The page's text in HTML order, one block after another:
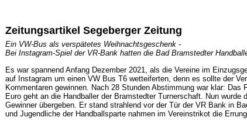
Zeitungsartikel Segeberger Zeitung
Ein VW-Bus als verspätetes Weihnachtsgeschenk -
Bei Instagram-Spiel der VR-Bank hatten die Bad Bramstedter
Es war spannend Anfang Dezember 2021, als die Vereine im
auf Instagram um einen VW Bus T6 wetteiferten, denn es sollte der
Kommentaren gewinnen. Nach 28 Stunden Abstimmung war klar: Das
Euro geht an die Handballer der Bramstedter Turnerschaft. Nun wurde
Gewinner übergeben. Er stand strahlend vor der Tür der VR Bank in
und Jugendliche der Handballsparte nahmen im Vereinstrikot die